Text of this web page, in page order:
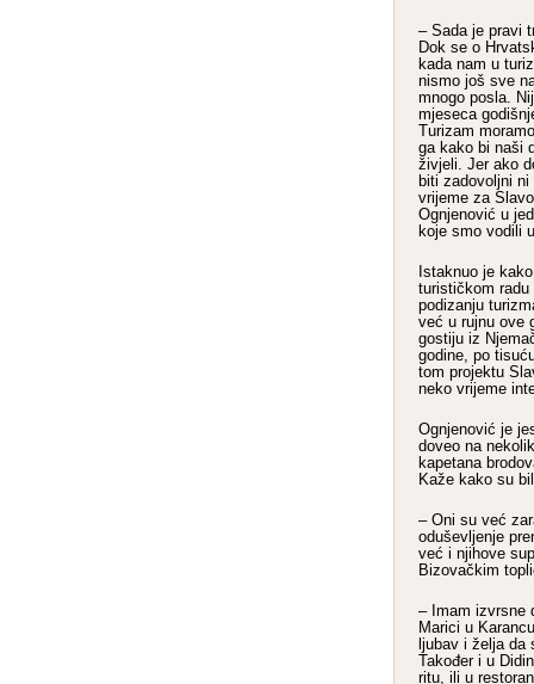
– Sada je pravi
Dok se o
kada nam u
nismo još sve
mnogo posla.
mjeseca
Turizam
ga kako bi naši
živjeli. Jer ako
biti zadovoljni
vrijeme za
Ognjenović u
koje smo vodili
Istaknuo je
turističkom
podizanju
već u rujnu ove
gostiju iz
godine, po
tom projektu
neko vrijeme
Ognjenović je
doveo na
kapetana
Kaže kako su
– Oni su već
oduševljenje
već i njihove
Bizovačkim
– Imam izvrsne
Marici u
ljubav i želja da
Također i u
ritu, ili u